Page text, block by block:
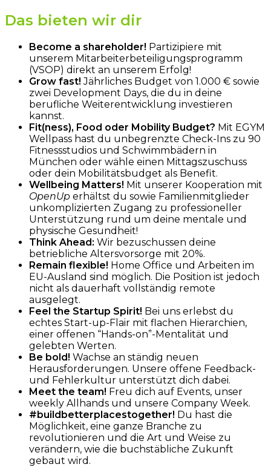
Das bieten wir dir
Become a shareholder! Partizipiere mit
unserem Mitarbeiterbeteiligungsprogramm
(VSOP) direkt an unserem Erfolg!
Grow fast!Jährliches Budget von 1.000 € sowie
zwei Development Days, die du in deine
berufliche Weiterentwicklung investieren
kannst.
Fit(ness), Food oder Mobility Budget? Mit EGYM
Wellpass hast du unbegrenzte Check-Ins zu 90
Fitnessstudios und Schwimmbädern in
München oder wähle einen Mittagszuschuss
oder dein Mobilitätsbudget als Benefit.
Wellbeing Matters! Mit unserer Kooperation mit
OpenUp erhältst du sowie Familienmitglieder
unkomplizierten Zugang zu professioneller
Unterstützung rund um deine mentale und
physische Gesundheit!
Think Ahead: Wir bezuschussen deine
betriebliche Altersvorsorge mit 20%.
Remain flexible! Home Office und Arbeiten im
EU-Ausland sind möglich. Die Position ist jedoch
nicht als dauerhaft vollständig remote
ausgelegt.
Feel the Startup Spirit! Bei uns erlebst du
echtes Start-up-Flair mit flachen Hierarchien,
einer offenen “Hands-on”-Mentalität und
gelebten Werten.
Be bold! Wachse an ständig neuen
Herausforderungen. Unsere offene Feedback-
und Fehlerkultur unterstützt dich dabei.
Meet the team! Freu dich auf Events, unser
weekly Allhands und unsere Company Week.
#buildbetterplacestogether! Du hast die
Möglichkeit, eine ganze Branche zu
revolutionieren und die Art und Weise zu
verändern, wie die buchstäbliche Zukunft
gebaut wird.